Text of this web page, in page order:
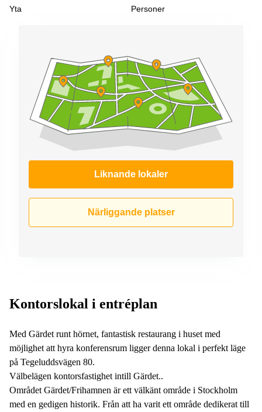
Yta Personer
Liknande lokaler
Närliggande platser
Kontorslokal i entréplan
Med Gärdet runt hörnet, fantastisk restaurang i huset med
möjlighet att hyra konferensrum ligger denna lokal i perfekt läge
på Tegeluddsvägen 80.
Välbelägen kontorsfastighet intill Gärdet..
Området Gärdet/Frihamnen är ett välkänt område i Stockholm
med en gedigen historik. Från att ha varit ett område dedikerat till